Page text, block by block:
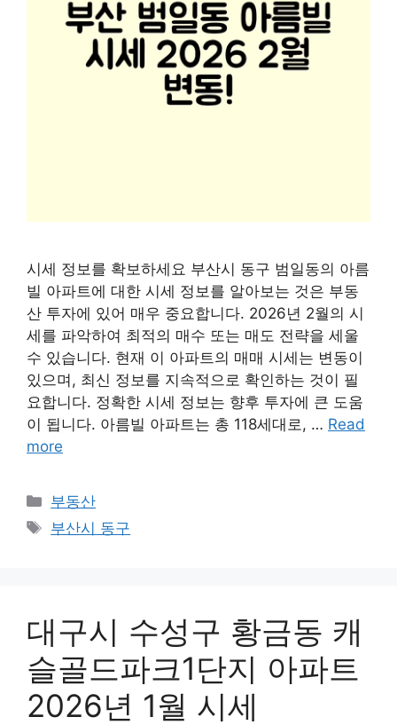
시세 정보를 확보하세요 부산시 동구 범일동의 아름
빌 아파트에 대한 시세 정보를 알아보는 것은 부동
산 투자에 있어 매우 중요합니다. 2026년 2월의 시
세를 파악하여 최적의 매수 또는 매도 전략을 세울
수 있습니다. 현재 이 아파트의 매매 시세는 변동이
있으며, 최신 정보를 지속적으로 확인하는 것이 필
요합니다. 정확한 시세 정보는 향후 투자에 큰 도움
이 됩니다. 아름빌 아파트는 총 118세대로, … Read
more
Categories
부동산
Tags
부산시 동구
대구시 수성구 황금동 캐
슬골드파크1단지 아파트
2026년 1월 시세